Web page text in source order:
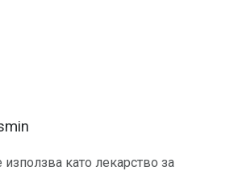
използва като лекарство за